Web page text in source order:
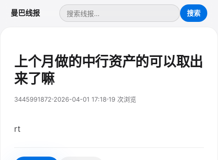
曼巴线报
上个月做的中行资产的可以取出
来了嘛
3445991872 2026-04-01 17:18 19 次浏览
rt